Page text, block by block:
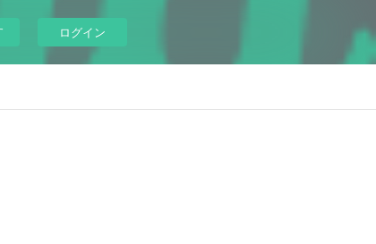
ログイン